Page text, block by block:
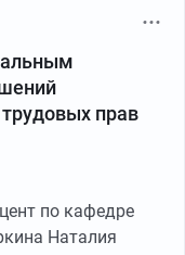
трудовых прав
по кафедре
Наталия